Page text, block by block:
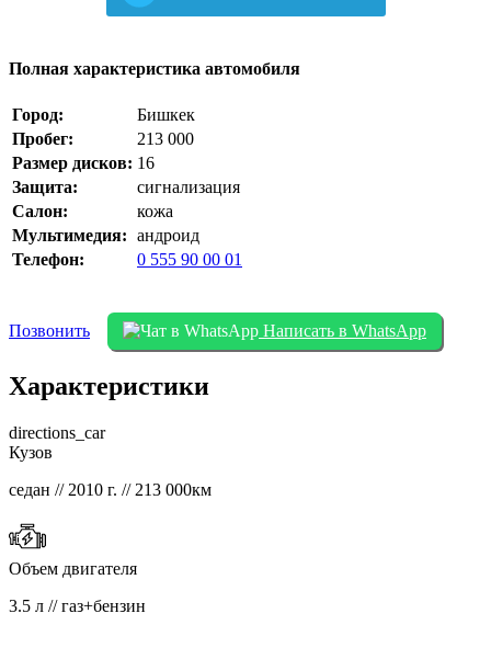
Полная характеристика автомобиля
Город:
Бишкек
Пробег:
213 000
Размер дисков: 16
Защита:
сигнализация
Салон:
кожа
Мультимедия: андроид
Телефон:
0 555 90 00 01
Позвонить Написать в WhatsApp
Характеристики
directions_car
Кузов
седан // 2010 г. // 213 000км
Объем двигателя
3.5 л // газ+бензин